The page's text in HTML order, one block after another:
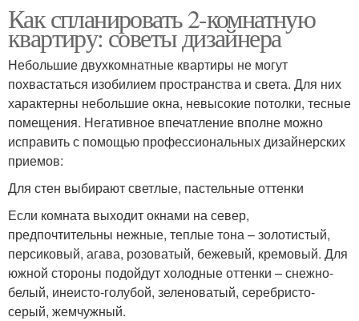
Как спланировать 2-комнатную
квартиру: советы дизайнера
Небольшие двухкомнатные квартиры не могут
похвастаться изобилием пространства и света. Для них
характерны небольшие окна, невысокие потолки, тесные
помещения. Негативное впечатление вполне можно
исправить с помощью профессиональных дизайнерских
приемов:
Для стен выбирают светлые, пастельные оттенки
Если комната выходит окнами на север,
предпочтительны нежные, теплые тона – золотистый,
персиковый, агава, розоватый, бежевый, кремовый. Для
южной стороны подойдут холодные оттенки – снежно-
белый, инеисто-голубой, зеленоватый, серебристо-
серый, жемчужный.